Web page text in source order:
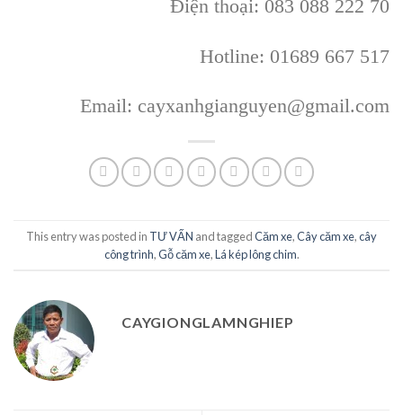
Điện thoại: 083 088 222 70
Hotline: 01689 667 517
Email: cayxanhgianguyen@gmail.com
This entry was posted in TƯ VẤN and taggedCăm xe,Cây căm xe,cây
công trình,Gỗ căm xe,Lá kép lông chim.
CAYGIONGLAMNGHIEP